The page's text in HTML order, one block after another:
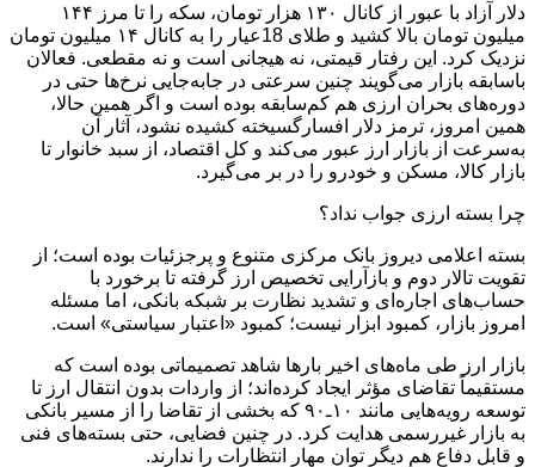
دلار آزاد با عبور از کانال ۱۳۰ هزار تومان، سکه را تا مرز ۱۴۴
میلیون تومان بالا کشید و طلای 18عیار را به کانال ۱۴ میلیون تومان
نزدیک کرد. این رفتار قیمتی، نه هیجانی است و نه مقطعی. فعالان
باسابقه بازار می‌گویند چنین سرعتی در جابه‌جایی نرخ‌ها حتی در
دوره‌های بحران ارزی هم کم‌سابقه بوده است و اگر همین حالا،
همین امروز، ترمز دلار افسارگسیخته کشیده نشود، آثار آن
به‌سرعت از بازار ارز عبور می‌کند و کل اقتصاد، از سبد خانوار تا
بازار کالا، مسکن و خودرو را در بر می‌گیرد.
چرا بسته ارزی جواب نداد؟
بسته اعلامی دیروز بانک مرکزی متنوع و پرجزئیات بوده است؛ از
تقویت تالار دوم و بازآرایی تخصیص ارز گرفته تا برخورد با
حساب‌های اجاره‌ای و تشدید نظارت بر شبکه بانکی، اما مسئله
امروز بازار، کمبود ابزار نیست؛ کمبود «اعتبار سیاستی» است.
بازار ارز طی ماه‌های اخیر بارها شاهد تصمیماتی بوده است که
مستقیماً تقاضای مؤثر ایجاد کرده‌اند؛ از واردات بدون انتقال ارز تا
توسعه رویه‌هایی مانند ۱۰‌ـ‌۹۰ که بخشی از تقاضا را از مسیر بانکی
به بازار غیررسمی هدایت کرد. در چنین فضایی، حتی بسته‌های فنی
و قابل دفاع هم دیگر توان مهار انتظارات را ندارند.